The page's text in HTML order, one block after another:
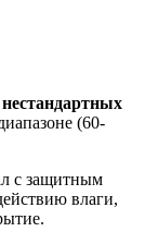
(60-
с защитным
влаги,